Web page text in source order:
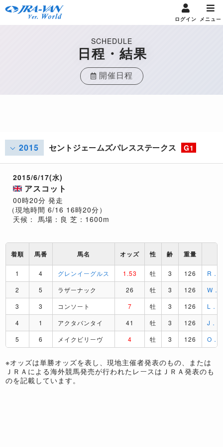
ログイン メニュー
SCHEDULE
日程・結果
開催日程
2015 セントジェームズパレスステークス G1
2015/6/17(水)
アスコット
00時20分 発走
（現地時間 6/16 16時20分）
天候：
馬場：良 芝：1600m
着順 馬番 馬名 オッズ 性 齢 重量
1 4 グレンイーグルス 1.53 牡 3 126
R．
2
5 ラザーナック 26 牡 3 126
W．
3
3 コンソート 7 牡 3 126
L．
4
1 アクタバンタイ 41 牡 3 126
J．
5
6 メイクビリーヴ 4 牡 3 126 O．
※オッズは単勝オッズを表し、現地主催者発表のもの、または
ＪＲＡによる海外競馬発売が行われたレースはＪＲＡ発表のも
のを記載しています。